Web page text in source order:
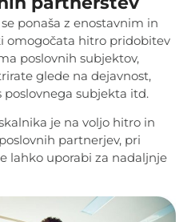
ponaša z enostavnim in
omogočata hitro pridobitev
poslovnih subjektov,
glede na dejavnost,
poslovnega subjekta itd.
je na voljo hitro in
partnerjev, pri
lahko uporabi za nadaljnje